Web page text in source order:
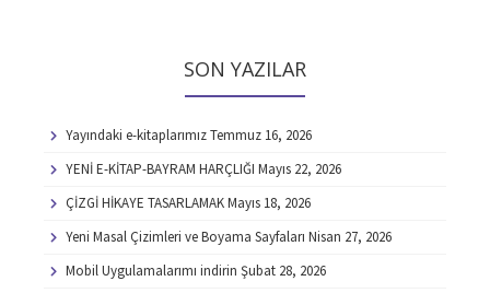
SON YAZILAR
Yayındaki e-kitaplarımızTemmuz 16, 2026
YENİ E-KİTAP-BAYRAM HARÇLIĞI Mayıs 22, 2026
ÇİZGİ HİKAYE TASARLAMAKMayıs 18, 2026
Yeni Masal Çizimleri ve Boyama Sayfaları Nisan 27, 2026
Mobil Uygulamalarımı indirin Şubat 28, 2026